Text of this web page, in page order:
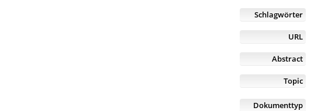
Schlagwörter
URL
Abstract
Topic
Dokumenttyp